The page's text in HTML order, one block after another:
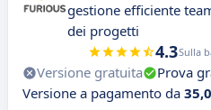
gestione efficiente
dei progetti
4.3Sulla
Versione gratuita Prova
Versione a pagamento da